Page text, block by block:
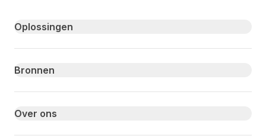
Primary footer navigation
Oplossingen
Bronnen
Over ons